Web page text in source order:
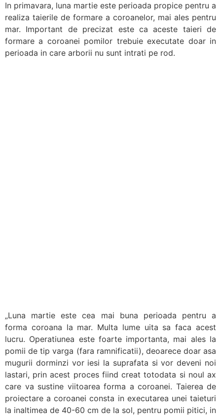
In primavara, luna martie este perioada propice pentru a
realiza taierile de formare a coroanelor, mai ales pentru
mar. Important de precizat este ca aceste taieri de
formare a coroanei pomilor trebuie executate doar in
perioada in care arborii nu sunt intrati pe rod.
„Luna martie este cea mai buna perioada pentru a
forma coroana la mar. Multa lume uita sa faca acest
lucru. Operatiunea este foarte importanta, mai ales la
pomii de tip varga (fara ramnificatii), deoarece doar asa
mugurii dorminzi vor iesi la suprafata si vor deveni noi
lastari, prin acest proces fiind creat totodata si noul ax
care va sustine viitoarea forma a coroanei. Taierea de
proiectare a coroanei consta in executarea unei taieturi
la inaltimea de 40-60 cm de la sol, pentru pomii pitici, in